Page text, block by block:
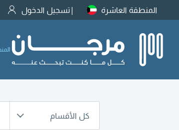
المنطقة العاشرة تسجيل الدخول
كل الأقسام